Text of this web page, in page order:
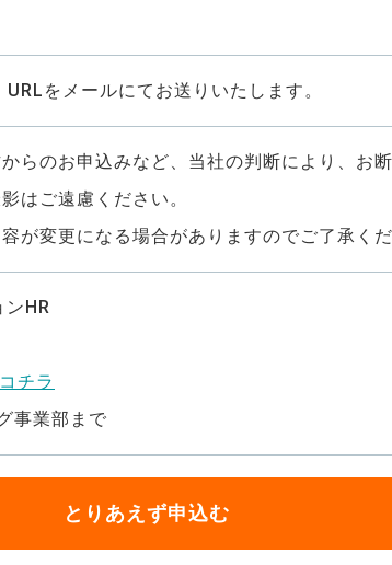
をメールにてお送りいたします。
らのお申込みなど、当社の判断により、お
はご遠慮ください。
が変更になる場合がありますのでご了承く
ンHR
チラ
事業部まで
とりあえず申込む